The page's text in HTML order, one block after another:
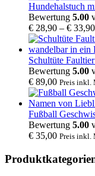
Hundehalstuch
Bewertung 5.00
€ 28,90 – € 33,90
Schultüte
Bewertung 5.00
€ 89,00 Preis inkl.
Fußball
Bewertung 5.00
€ 35,00 Preis inkl.